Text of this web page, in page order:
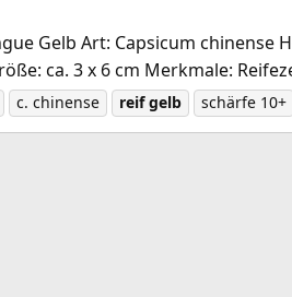
Gelb Art: Capsicum
ca. 3 x 6 cm Merkmale:
c. chinense reif gelb schärfe 10+